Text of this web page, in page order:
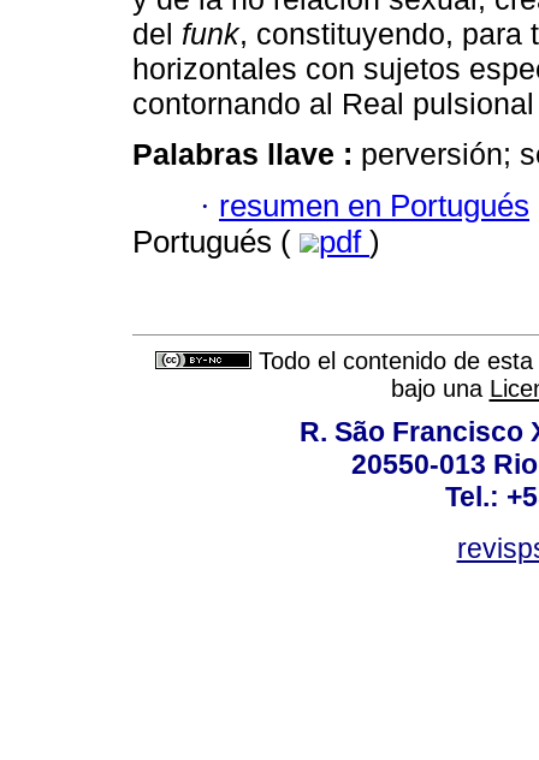
del funk, constituyendo, para
horizontales con sujetos
contornando al Real
Palabras llave : perversión;
· resumen en Portugués
Portugués (
pdf )
Todo el contenido de
bajo una
R. São Francisco
20550-013
Tel.: